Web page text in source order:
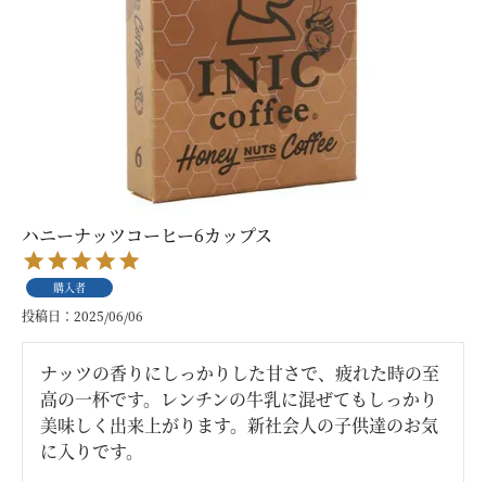
ハニーナッツコーヒー6カップス
購入者
投稿日 2025/06/06
ナッツの香りにしっかりした甘さで、疲れた時の至
高の一杯です。レンチンの牛乳に混ぜてもしっかり
美味しく出来上がります。新社会人の子供達のお気
に入りです。